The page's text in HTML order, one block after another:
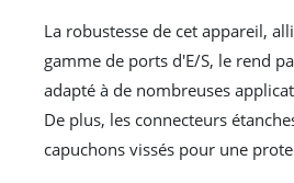
La robustesse de cet appareil,
gamme de ports d'E/S, le rend
adapté à de nombreuses
De plus, les connecteurs
capuchons vissés pour une